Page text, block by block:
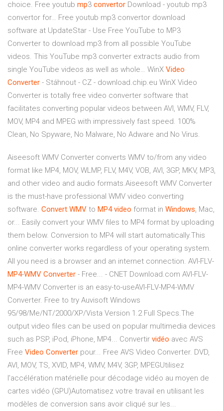
choice. Free youtub mp3 convertor Download - youtub mp3
convertor for… Free youtub mp3 convertor download
software at UpdateStar - Use Free YouTube to MP3
Converter to download mp3 from all possible YouTube
videos. This YouTube mp3 converter extracts audio from
single YouTube videos as well as whole… WinX Video
Converter - Stáhnout - CZ - download.chip.eu WinX Video
Converter is totally free video converter software that
facilitates converting popular videos between AVI, WMV, FLV,
MOV, MP4 and MPEG with impressively fast speed. 100%
Clean, No Spyware, No Malware, No Adware and No Virus.
Aiseesoft WMV Converter converts WMV to/from any video
format like MP4, MOV, WLMP, FLV, M4V, VOB, AVI, 3GP, MKV, MP3,
and other video and audio formats.Aiseesoft WMV Converter
is the must-have professional WMV video converting
software. Convert WMV to MP4 video format in Windows, Mac,
or... Easily convert your WMV files to MP4 format by uploading
them below. Conversion to MP4 will start automatically.This
online converter works regardless of your operating system.
All you need is a browser and an internet connection. AVI-FLV-
MP4-WMV Converter - Free... - CNET Download.com AVI-FLV-
MP4-WMV Converter is an easy-to-useAVI-FLV-MP4-WMV
Converter. Free to try Auvisoft Windows
95/98/Me/NT/2000/XP/Vista Version 1.2 Full Specs.The
output video files can be used on popular multimedia devices
such as PSP, iPod, iPhone, MP4... Convertir vidéo avec AVS
Free Video Converter pour... Free AVS Video Converter. DVD,
AVI, MOV, TS, XVID, MP4, WMV, M4V, 3GP, MPEGUtilisez
l'accélération matérielle pour décodage vidéo au moyen de
cartes vidéo (GPU)Automatisez votre travail en utilisant les
modèles de conversion sans avoir cliqué sur les...